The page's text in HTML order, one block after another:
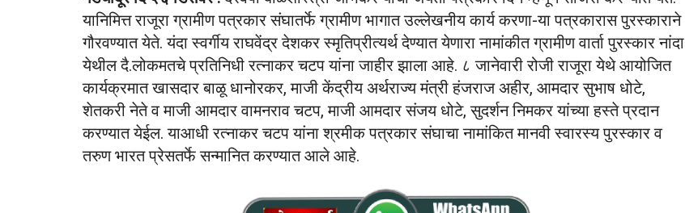
यानिमित्त राजूरा ग्रामीण पत्रकार संघातर्फे ग्रामीण भागात उल्लेखनीय कार्य करणा-या पत्रकारास पुरस्काराने
गौरवण्यात येते. यंदा स्वर्गीय राघवेंद्र देशकर स्मृतिप्रीत्यर्थ देण्यात येणारा नामांकीत ग्रामीण वार्ता पुरस्कार नांदा
येथील दै.लोकमतचे प्रतिनिधी रत्नाकर चटप यांना जाहीर झाला आहे. ८ जानेवारी रोजी राजूरा येथे आयोजित
कार्यक्रमात खासदार बाळू धानोरकर, माजी केंद्रीय अर्थराज्य मंत्री हंजराज अहीर, आमदार सुभाष धोटे,
शेतकरी नेते व माजी आमदार वामनराव चटप, माजी आमदार संजय धोटे, सुदर्शन निमकर यांच्या हस्ते प्रदान
करण्यात येईल. याआधी रत्नाकर चटप यांना श्रमीक पत्रकार संघाचा नामांकित मानवी स्वारस्य पुरस्कार व
तरुण भारत प्रेसतर्फे सन्मानित करण्यात आले आहे.